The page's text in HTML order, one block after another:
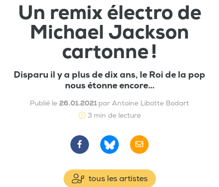
Un remix électro de
Michael Jackson
cartonne !
Disparu il y a plus de dix ans, le Roi de la pop
nous étonne encore…
Publié le 26.01.2021 par Antoine Libotte Bodart
3 min de lecture
tous les artistes